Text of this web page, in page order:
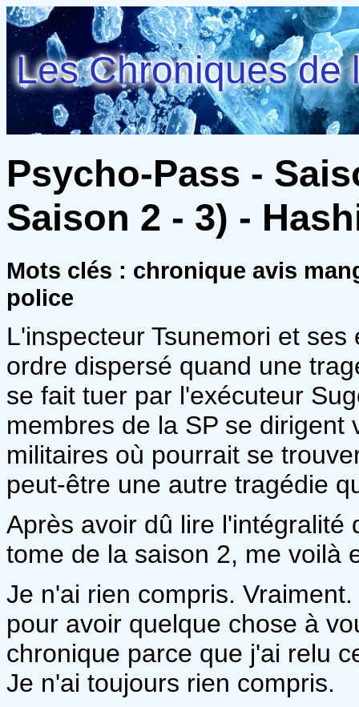
Les Chroniques de
Psycho-Pass -
Saison 2 - 3) -
Mots clés : chronique avis
police
L'inspecteur Tsunemori et
ordre dispersé quand une
se fait tuer par l'exécuteur
membres de la SP se
militaires où pourrait se
peut-être une autre tragédie
Après avoir dû lire l'intégralité
tome de la saison 2, me voilà
Je n'ai rien compris.
pour avoir quelque chose à
chronique parce que j'ai relu
Je n'ai toujours rien compris.